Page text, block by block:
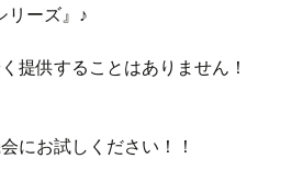
リーズ』♪
提供することはありません！
にお試しください！！